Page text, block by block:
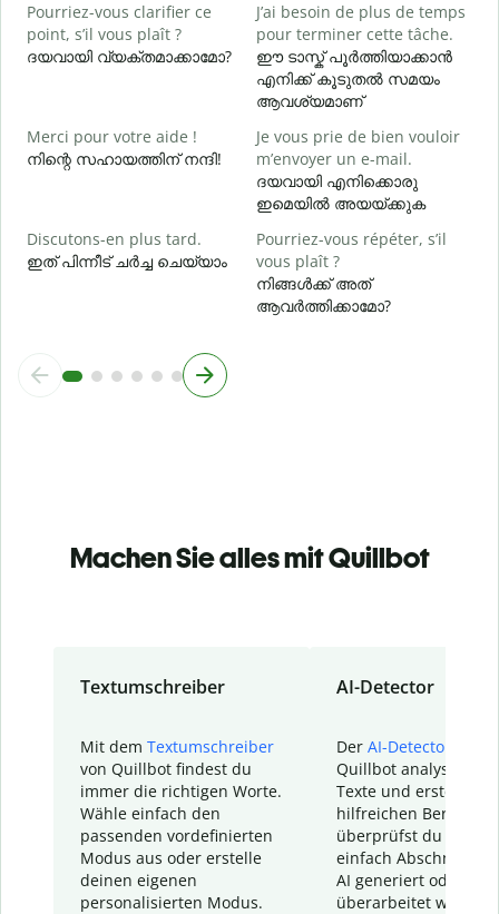
Pourriez-vous clarifier ce
point, s’il vous plaît ?
ദയവായി വ്യക്തമാക്കാമോ?
J’ai besoin de plus de temps
pour terminer cette tâche.
ഈ ടാസ്ക് പൂർത്തിയാക്കാൻ
എനിക്ക് കൂടുതൽ സമയം
ആവശ്യമാണ്
Merci pour votre aide !
നിന്റെ സഹായത്തിന് നന്ദി!
Je vous prie de bien vouloir
m’envoyer un e-mail.
ദയവായി എനിക്കൊരു
ഇമെയിൽ അയയ്ക്കുക
Discutons-en plus tard.
ഇത് പിന്നീട് ചർച്ച ചെയ്യാം
Pourriez-vous répéter, s’il
vous plaît ?
നിങ്ങൾക്ക് അത്
ആവർത്തിക്കാമോ?
Machen Sie alles mit Quillbot
Textumschreiber
Mit dem Textumschreiber
von Quillbot findest du
immer die richtigen Worte.
Wähle einfach den
passenden vordefinierten
Modus aus oder erstelle
deinen eigenen
personalisierten Modus.
AI-Detector
Der AI-Detector
Quillbot analysiert
Texte und erstellt
hilfreichen Bericht.
überprüfst du
einfach Abschnitte,
AI generiert oder
überarbeitet wurden.